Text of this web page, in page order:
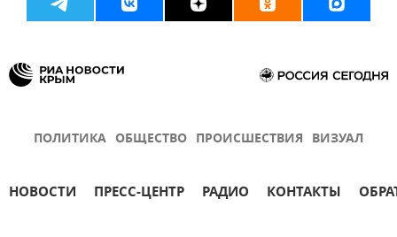
ПОЛИТИКА ОБЩЕСТВО ПРОИСШЕСТВИЯ ВИЗУАЛ
НОВОСТИ ПРЕСС-ЦЕНТР РАДИО КОНТАКТЫ